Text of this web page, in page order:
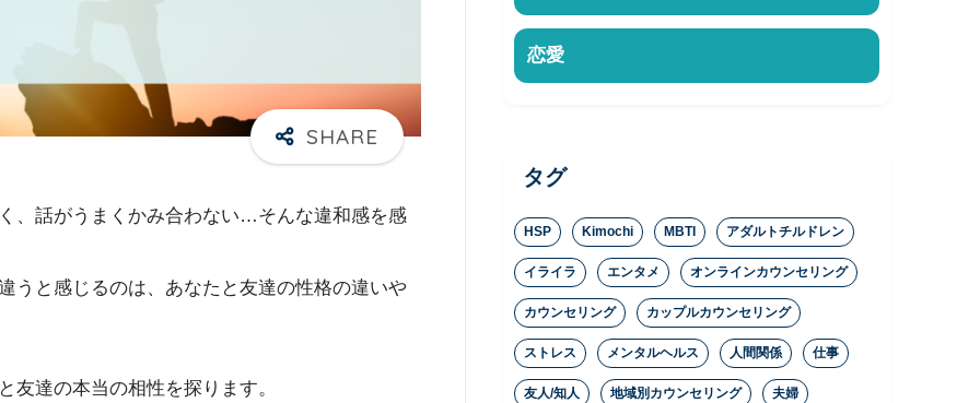
、話がうまくかみ合わない…そんな違和感を感
うと感じるのは、あなたと友達の性格の違いや
友達の本当の相性を探ります。
恋愛
タグ
HSP Kimochi MBTI アダルトチルドレン
イライラ エンタメ オンラインカウンセリング
カウンセリング カップルカウンセリング
ストレス メンタルヘルス 人間関係 仕事
友人/知人 地域別カウンセリング 夫婦